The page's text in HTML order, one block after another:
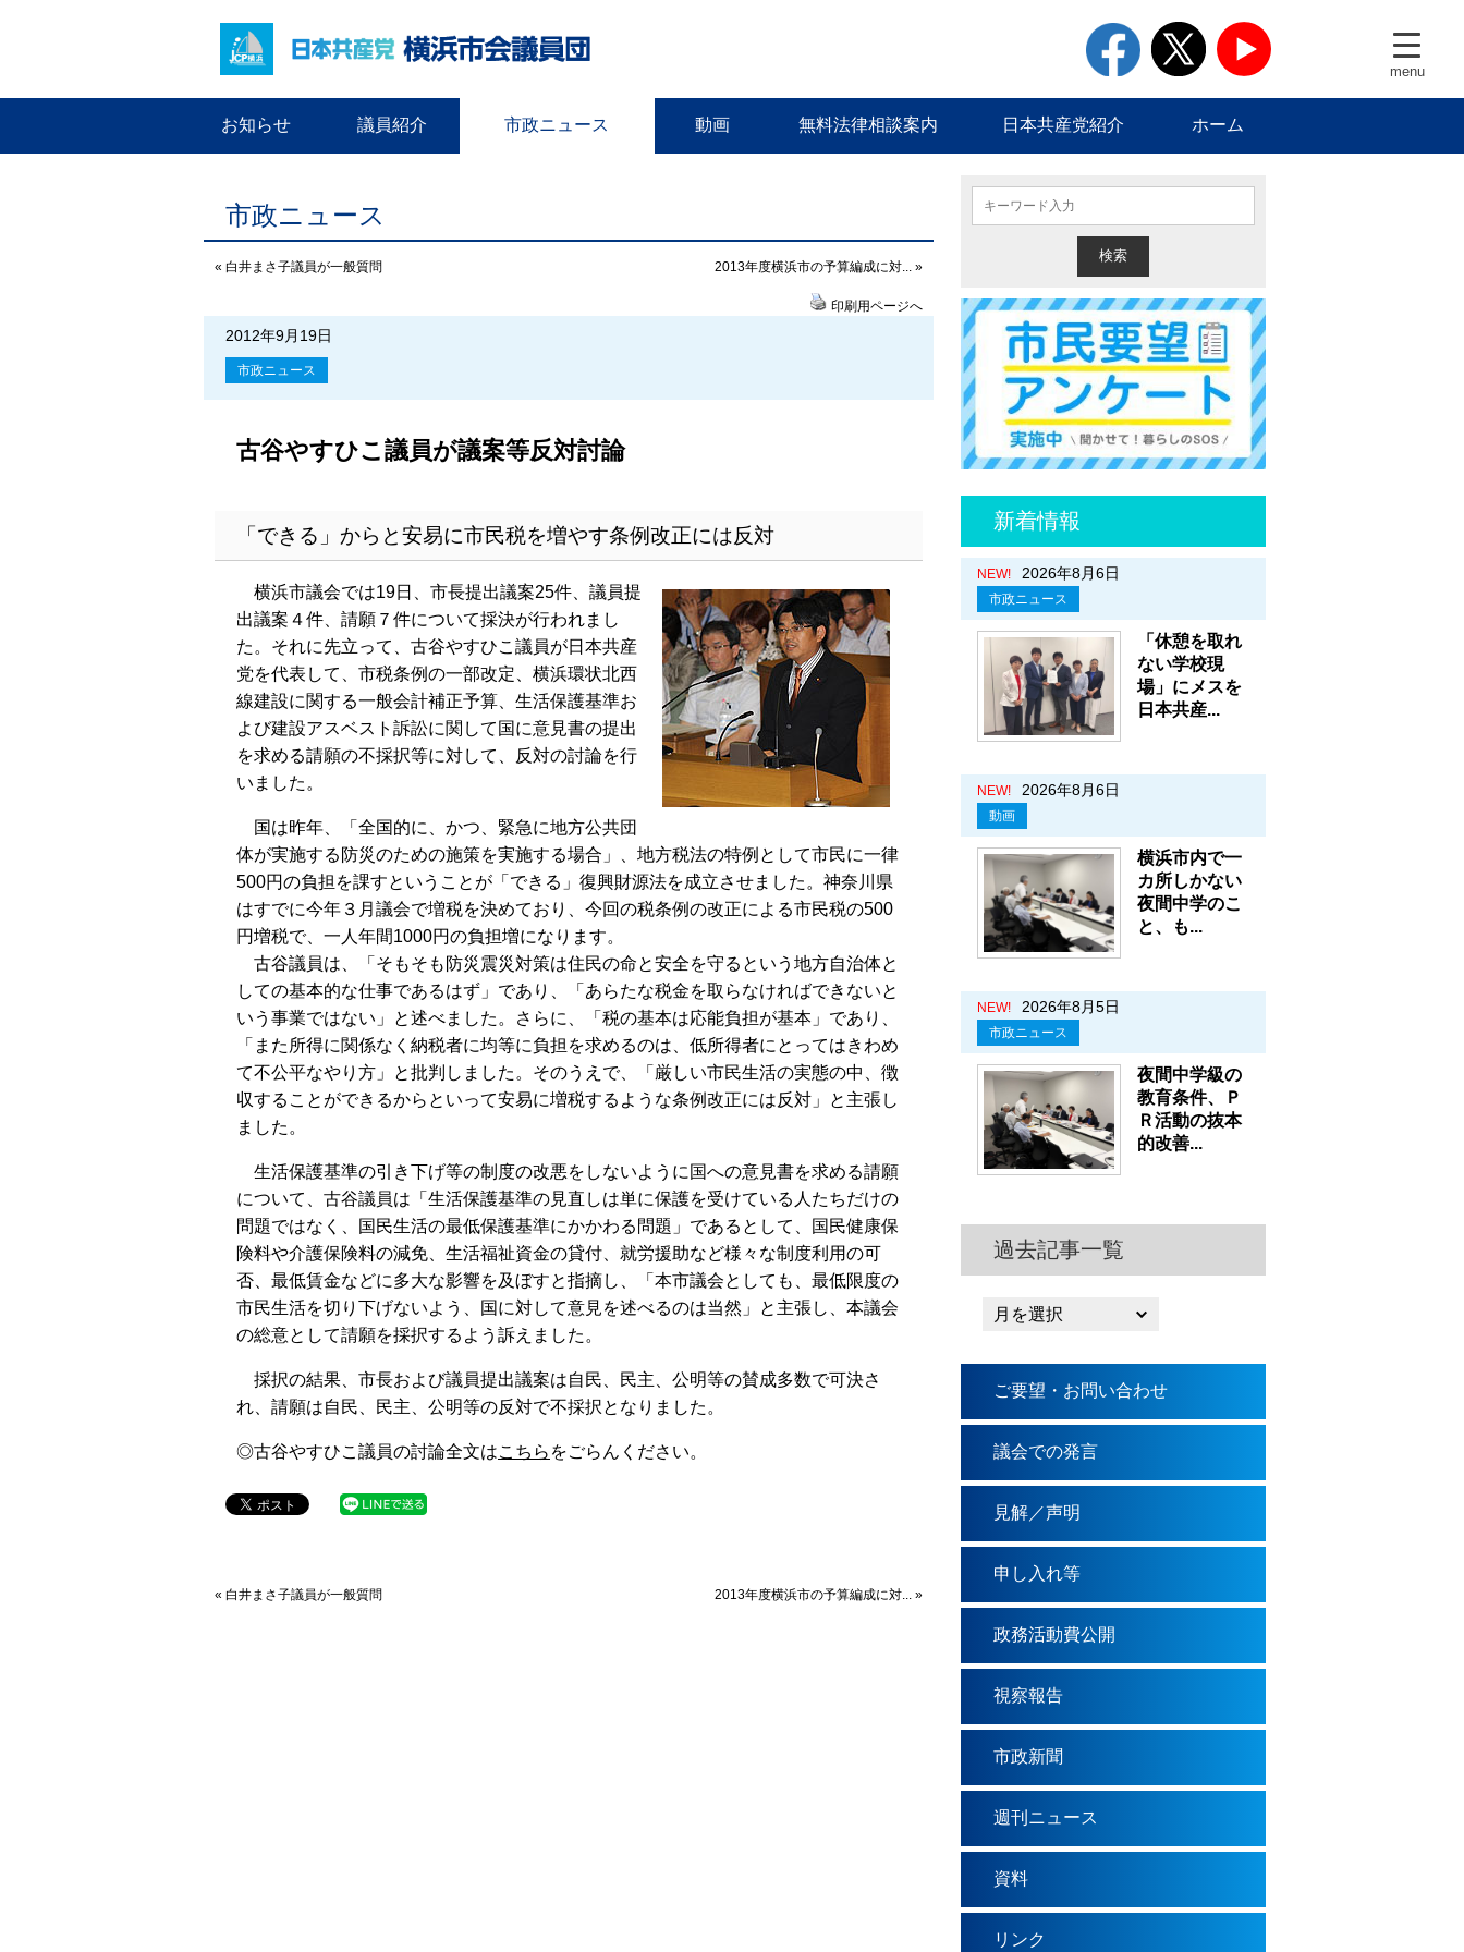
menu
facebook twitter
お知らせ 議員紹介 市政ニュース 動画 無料法律相談案内 日本共産党紹介 ホーム
市政ニュース
« 白井まさ子議員が一般質問 2013年度横浜市の予算編成に対... »
印刷用ページへ
2012年9月19日
市政ニュース
古谷やすひこ議員が議案等反対討論
「できる」からと安易に市民税を増やす条例改正には反対
横浜市議会では19日、市長提出議案25件、議員提
出議案４件、請願７件について採決が行われまし
た。それに先立って、古谷やすひこ議員が日本共産
党を代表して、市税条例の一部改定、横浜環状北西
線建設に関する一般会計補正予算、生活保護基準お
よび建設アスベスト訴訟に関して国に意見書の提出
を求める請願の不採択等に対して、反対の討論を行
いました。
国は昨年、「全国的に、かつ、緊急に地方公共団
体が実施する防災のための施策を実施する場合」、地方税法の特例として市民に一律
500円の負担を課すということが「できる」復興財源法を成立させました。神奈川県
はすでに今年３月議会で増税を決めており、今回の税条例の改正による市民税の500
円増税で、一人年間1000円の負担増になります。
古谷議員は、「そもそも防災震災対策は住民の命と安全を守るという地方自治体と
しての基本的な仕事であるはず」であり、「あらたな税金を取らなければできないと
いう事業ではない」と述べました。さらに、「税の基本は応能負担が基本」であり、
「また所得に関係なく納税者に均等に負担を求めるのは、低所得者にとってはきわめ
て不公平なやり方」と批判しました。そのうえで、「厳しい市民生活の実態の中、徴
収することができるからといって安易に増税するような条例改正には反対」と主張し
ました。
生活保護基準の引き下げ等の制度の改悪をしないように国への意見書を求める請願
について、古谷議員は「生活保護基準の見直しは単に保護を受けている人たちだけの
問題ではなく、国民生活の最低保護基準にかかわる問題」であるとして、国民健康保
険料や介護保険料の減免、生活福祉資金の貸付、就労援助など様々な制度利用の可
否、最低賃金などに多大な影響を及ぼすと指摘し、「本市議会としても、最低限度の
市民生活を切り下げないよう、国に対して意見を述べるのは当然」と主張し、本議会
の総意として請願を採択するよう訴えました。
採択の結果、市長および議員提出議案は自民、民主、公明等の賛成多数で可決さ
れ、請願は自民、民主、公明等の反対で不採択となりました。
◎古谷やすひこ議員の討論全文はこちら をごらんください。
« 白井まさ子議員が一般質問 2013年度横浜市の予算編成に対... »
新着情報
NEW! 2026年8月6日
市政ニュース
「休憩を取れ
ない学校現
場」にメスを
日本共産...
NEW! 2026年8月6日
動画
横浜市内で一
カ所しかない
夜間中学のこ
と、も...
NEW! 2026年8月5日
市政ニュース
夜間中学級の
教育条件、Ｐ
Ｒ活動の抜本
的改善...
過去記事一覧
ご要望・お問い合わせ
議会での発言
見解／声明
申し入れ等
政務活動費公開
視察報告
市政新聞
週刊ニュース
資料
リンク